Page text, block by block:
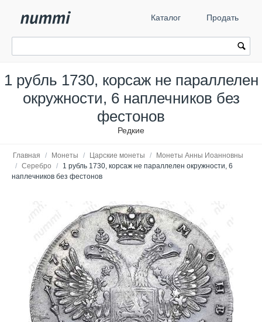
Каталог Продать
1 рубль 1730, корсаж не параллелен
окружности, 6 наплечников без
фестонов
Редкие
Главная / Монеты / Царские монеты /
Монеты Анны Иоанновны
/ Серебро /
1 рубль 1730, корсаж не параллелен окружности, 6
наплечников без фестонов